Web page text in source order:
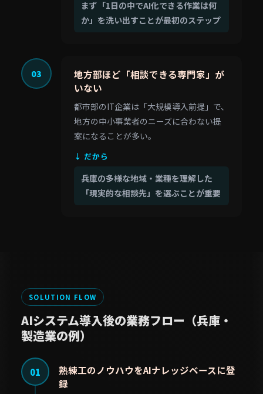
まず「1日の中でAI化できる作業は何
か」を洗い出すことが最初のステップ
03
地方部ほど「相談できる専門家」が
いない
都市部のIT企業は「大規模導入前提」で、
地方の中小事業者のニーズに合わない提
案になることが多い。
↓ だから
兵庫の多様な地域・業種を理解した
「現実的な相談先」を選ぶことが重要
SOLUTION FLOW
AIシステム導入後の業務フロー（兵庫・
製造業の例）
01
熟練工のノウハウをAIナレッジベースに登
録